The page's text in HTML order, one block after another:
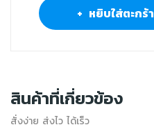
+ หยิบใส่ตะกร้า
สินค้าที่เกี่ยวข้อง
สั่งง่าย ส่งไว ได้เร็ว